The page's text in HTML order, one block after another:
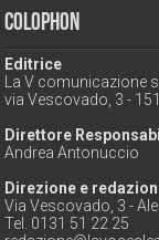
Colophon
Editrice
La V comunicazione
via Vescovado, 3 -
Direttore
Andrea Antonuccio
Direzione e
Via Vescovado, 3 -
Tel. 0131 51 22 25